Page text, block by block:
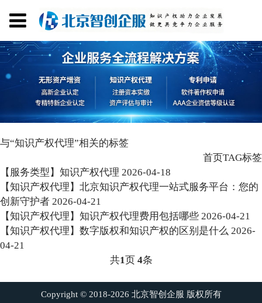
与“知识产权代理”相关的标签
首页TAG标签
【服务类型】知识产权代理 2026-04-18
【知识产权代理】北京知识产权代理一站式服务平台：您的
创新守护者 2026-04-21
【知识产权代理】知识产权代理费用包括哪些 2026-04-21
【知识产权代理】数字版权和知识产权的区别是什么 2026-
04-21
共1 页 4条
Copyright © 2018-2026 北京智创企服 版权所有